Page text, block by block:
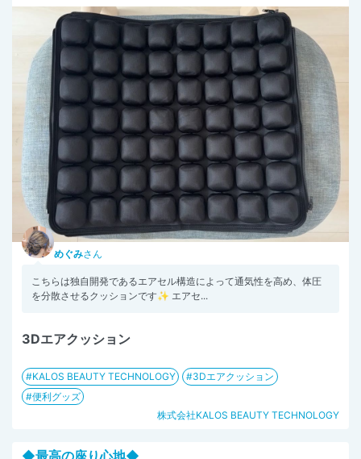
めぐみさん
こちらは独自開発であるエアセル構造によって通気性を高め、体圧
を分散させるクッションです✨ エアセ...
3Dエアクッション
KALOS BEAUTY TECHNOLOGY
3Dエアクッション
便利グッズ
株式会社KALOS BEAUTY TECHNOLOGY
◆最高の座り心地◆